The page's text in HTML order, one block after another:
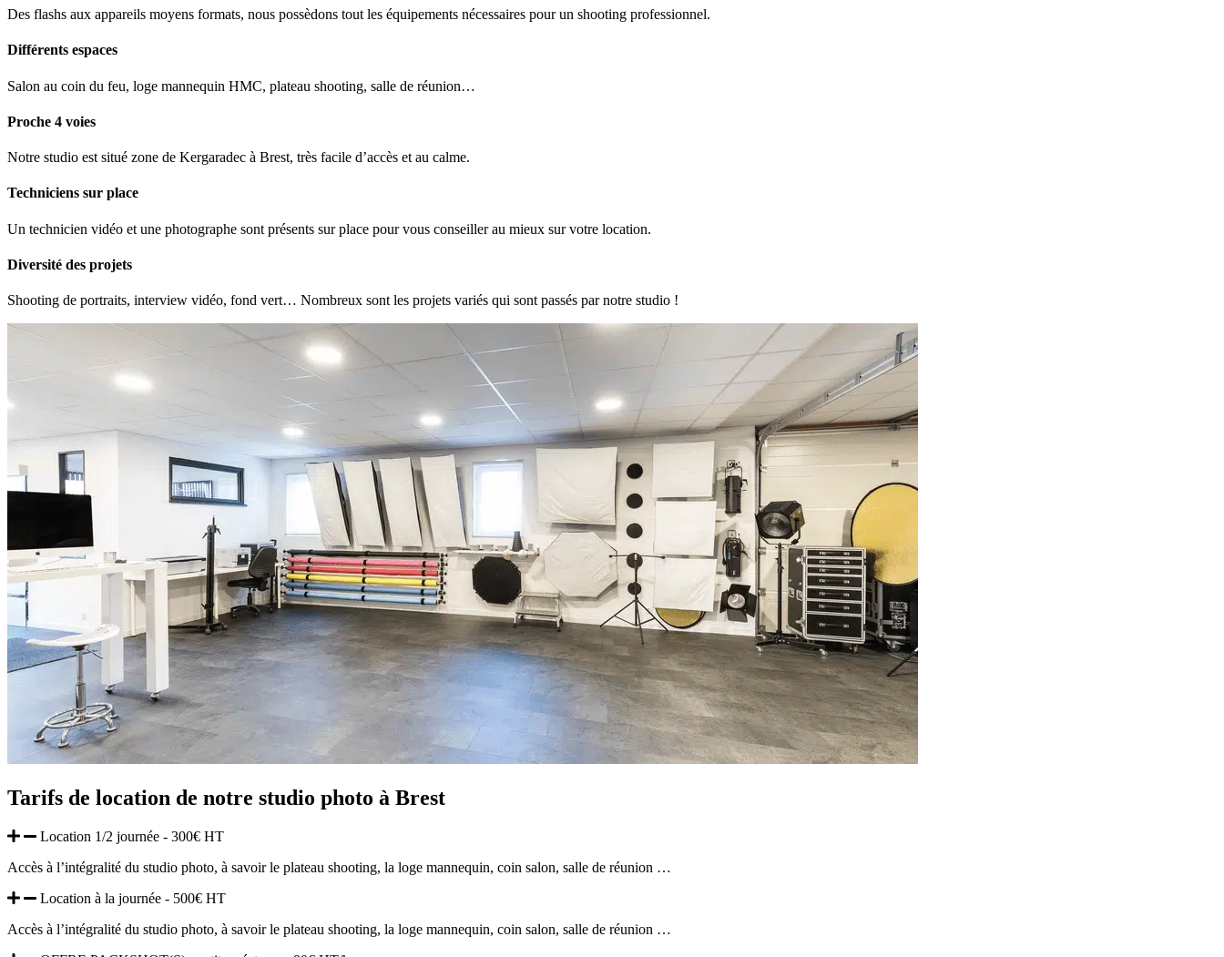
Des flashs aux appareils moyens formats, nous possèdons tout les équipements nécessaires pour un shooting professionnel.
Différents espaces
Salon au coin du feu, loge mannequin HMC, plateau shooting, salle de réunion…
Proche 4 voies
Notre studio est situé zone de Kergaradec à Brest, très facile d’accès et au calme.
Techniciens sur place
Un technicien vidéo et une photographe sont présents sur place pour vous conseiller au mieux sur votre location.
Diversité des projets
Shooting de portraits, interview vidéo, fond vert… Nombreux sont les projets variés qui sont passés par notre studio !
Tarifs de location de notre studio photo à Brest
Location 1/2 journée - 300€ HT
Accès à l’intégralité du studio photo, à savoir le plateau shooting, la loge mannequin, coin salon, salle de réunion …
Location à la journée - 500€ HT
Accès à l’intégralité du studio photo, à savoir le plateau shooting, la loge mannequin, coin salon, salle de réunion …